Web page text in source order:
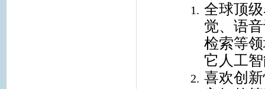
全球顶
觉、语
检索等
它人工
喜欢创